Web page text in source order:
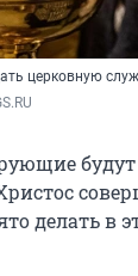
церковную
делать в